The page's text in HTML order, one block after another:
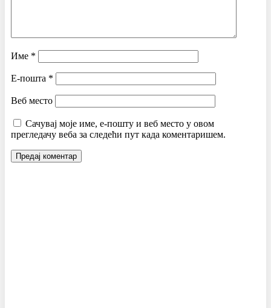
Име *
Е-пошта *
Веб место
Сачувај моје име, е-пошту и веб место у овом
прегледачу веба за следећи пут када коментаришем.